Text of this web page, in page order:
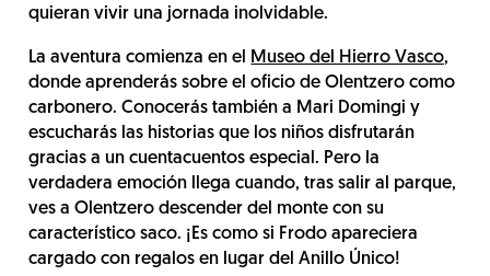
quieran vivir una jornada inolvidable.
La aventura comienza en el
Museo del Hierro Vasco,
donde aprenderás sobre el oficio de Olentzero como
carbonero. Conocerás también a Mari Domingi y
escucharás las historias que los niños disfrutarán
gracias a un cuentacuentos especial. Pero la
verdadera emoción llega cuando, tras salir al parque,
ves a Olentzero descender del monte con su
característico saco. ¡Es como si Frodo apareciera
cargado con regalos en lugar del Anillo Único!